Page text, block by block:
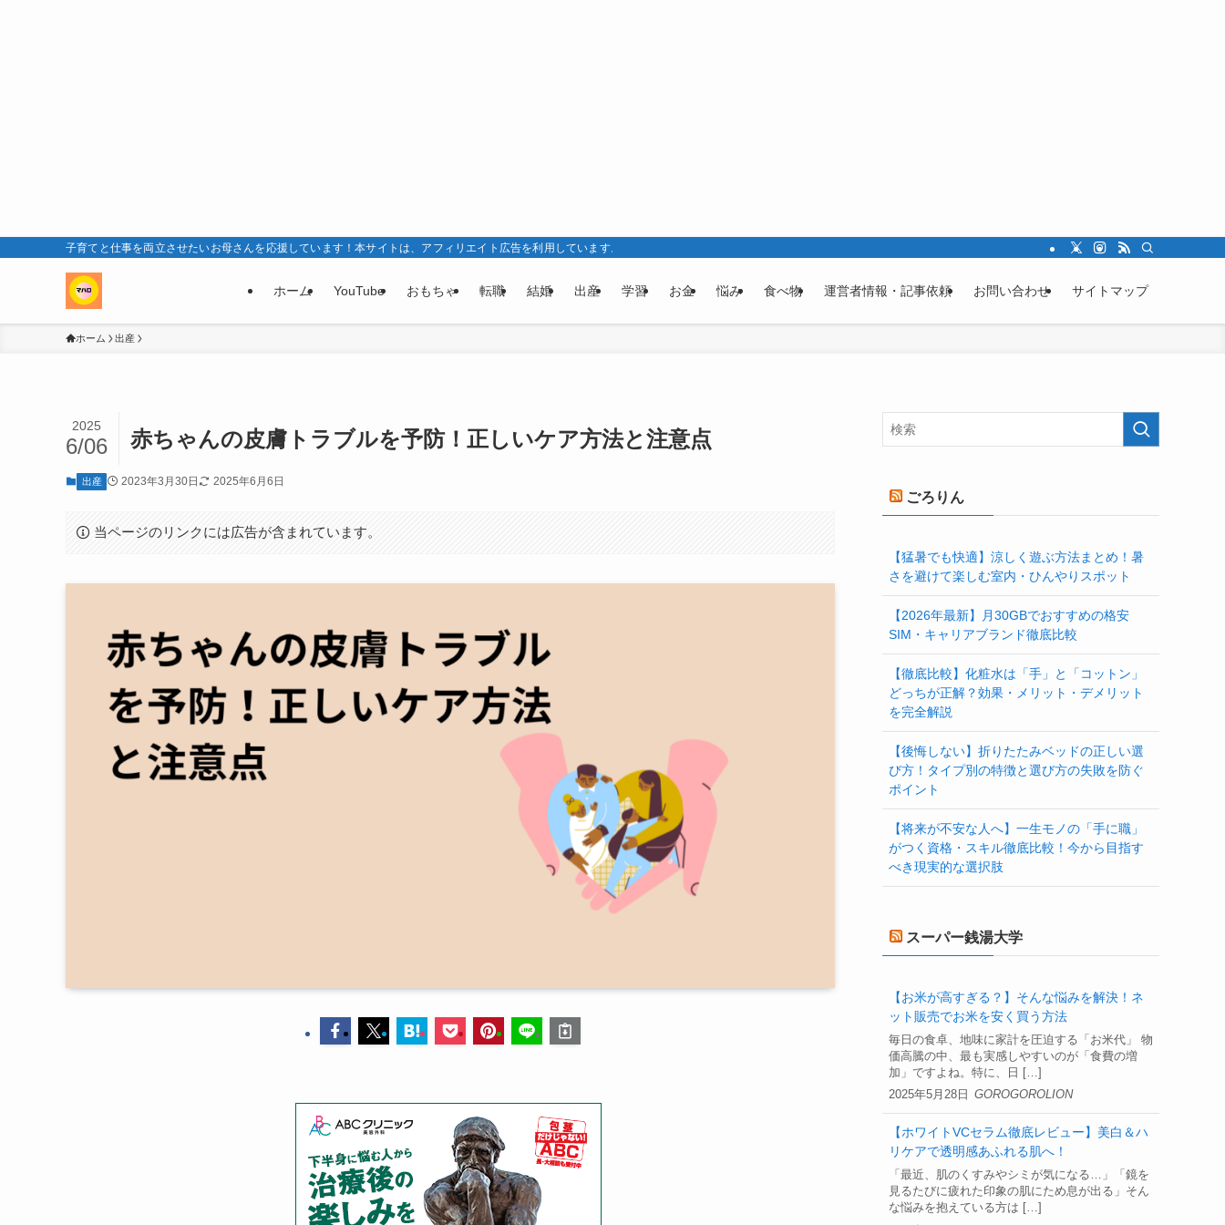
子育てと仕事を両立させたいお母さんを応援しています！本サイトは、アフィリエイト広告を利用しています。
ホーム YouTube おもちゃ 転職 結婚 出産 学習 お金 悩み 食べ物 運営者情報・記事依頼 お問い合わせ サイトマップ
ホーム 出産
赤ちゃんの皮膚トラブルを予防！正しいケア方法と注意点
2025
6/06
出産 2023年3月30日 2025年6月6日
当ページのリンクには広告が含まれています。
ごろりん
【猛暑でも快適】涼しく遊ぶ方法まとめ！暑
さを避けて楽しむ室内・ひんやりスポット
【2026年最新】月30GBでおすすめの格安
SIM・キャリアブランド徹底比較
【徹底比較】化粧水は「手」と「コットン」
どっちが正解？効果・メリット・デメリット
を完全解説
【後悔しない】折りたたみベッドの正しい選
び方！タイプ別の特徴と選び方の失敗を防ぐ
ポイント
【将来が不安な人へ】一生モノの「手に職」
がつく資格・スキル徹底比較！今から目指す
べき現実的な選択肢
スーパー銭湯大学
【お米が高すぎる？】そんな悩みを解決！ネ
ット販売でお米を安く買う方法
2025年5月28日
毎日の食卓、地味に家計を圧迫する「お米代」 物
価高騰の中、最も実感しやすいのが「食費の増
加」ですよね。特に、日 […]
GOROGOROLION
【ホワイトVCセラム徹底レビュー】美白＆ハ
リケアで透明感あふれる肌へ！
「最近、肌のくすみやシミが気になる…」「鏡を
見るたびに疲れた印象の肌にため息が出る」そん
な悩みを抱えている方は […]